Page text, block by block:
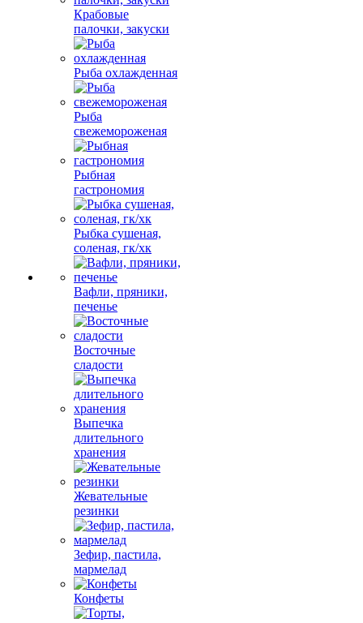
Крабовые
палочки, закуски
Рыба охлажденная
Рыба
свежемороженая
Рыбная
гастрономия
Рыбка сушеная,
соленая, гк/хк
Вафли, пряники,
печенье
Восточные
сладости
Выпечка
длительного
хранения
Жевательные
резинки
Зефир, пастила,
мармелад
Конфеты